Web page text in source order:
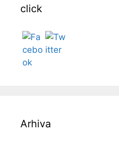
click
Arhiva